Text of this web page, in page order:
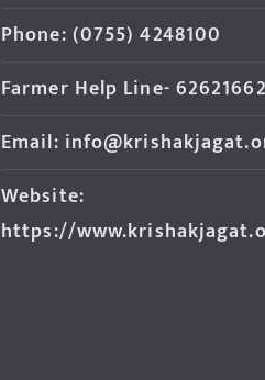
Phone: (0755) 4248100
Farmer Help Line-
Email:
Website:
https://